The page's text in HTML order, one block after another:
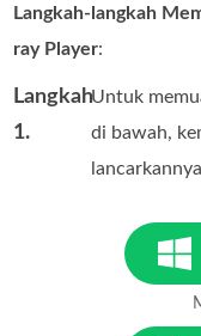
Langkah-langkah
ray Player:
Langkah
1.
Untuk
di bawah,